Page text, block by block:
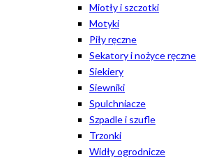
Miotły i szczotki
Motyki
Piły ręczne
Sekatory i nożyce ręczne
Siekiery
Siewniki
Spulchniacze
Szpadle i szufle
Trzonki
Widły ogrodnicze